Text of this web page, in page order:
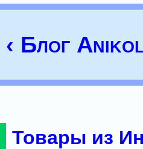
‹ Блог
Товары из